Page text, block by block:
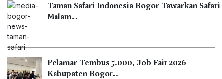
Taman Safari Indonesia Bogor Tawarkan Safari
Malam…
Pelamar Tembus 5.000, Job Fair 2026
Kabupaten Bogor…